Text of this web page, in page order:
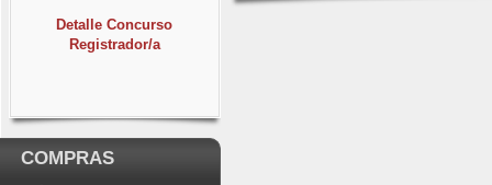
Detalle Concurso
Registrador/a
COMPRAS